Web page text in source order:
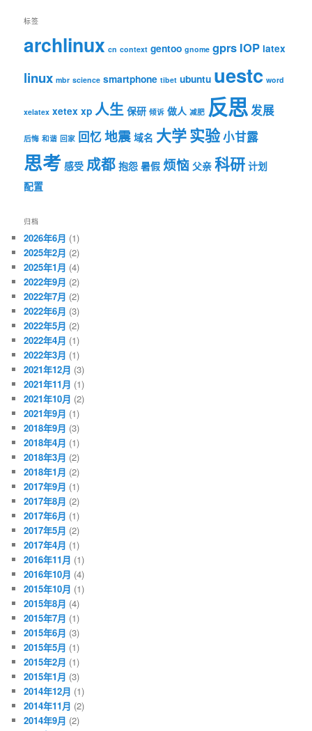
标签
archlinux cn context gentoo gnome gprs IOP latex
linux mbr science smartphone tibet ubuntu uestc word
xelatex xetex xp 人生 保研 倾诉 做人 减肥 反思发展
后悔 和谐 回家 回忆地震 域名 大学实验小甘露
思考 感受 成都 抱怨 暑假 烦恼 父亲 科研 计划
配置
归档
2026年6月 (1)
2025年2月 (2)
2025年1月 (4)
2022年9月 (2)
2022年7月 (2)
2022年6月 (3)
2022年5月 (2)
2022年4月 (1)
2022年3月 (1)
2021年12月 (3)
2021年11月 (1)
2021年10月 (2)
2021年9月 (1)
2018年9月 (3)
2018年4月 (1)
2018年3月 (2)
2018年1月 (2)
2017年9月 (1)
2017年8月 (2)
2017年6月 (1)
2017年5月 (2)
2017年4月 (1)
2016年11月 (1)
2016年10月 (4)
2015年10月 (1)
2015年8月 (4)
2015年7月 (1)
2015年6月 (3)
2015年5月 (1)
2015年2月 (1)
2015年1月 (3)
2014年12月 (1)
2014年11月 (2)
2014年9月 (2)